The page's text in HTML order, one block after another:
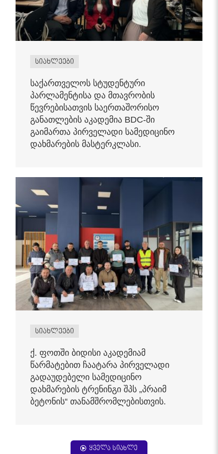
სიახლეები
საქართველოს სტუდენტური
პარლამენტისა და მთავრობის
წევრებისათვის საერთაშორისო
განათლების აკადემია BDC-ში
გაიმართა პირველადი სამედიცინო
დახმარების მასტერკლასი.
სიახლეები
ქ. ფოთში ბიდისი აკადემიამ
წარმატებით ჩაატარა პირველადი
გადაუდებელი სამედიცინო
დახმარების ტრენინგი შპს „პრაიმ
ბეტონის“ თანამშრომლებისთვის.
ყველა სიახლე